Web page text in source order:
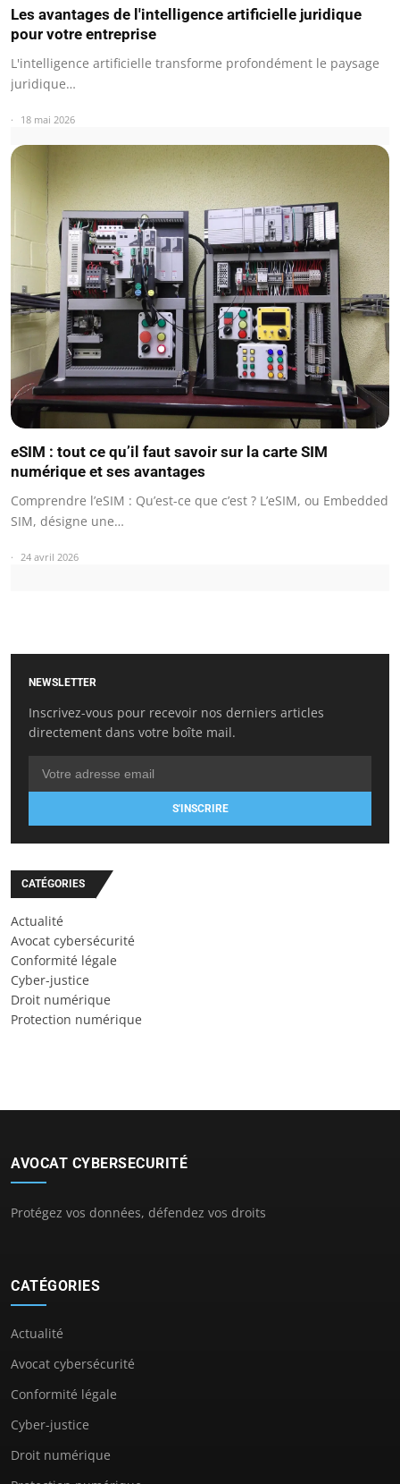
Les avantages de l'intelligence artificielle juridique
pour votre entreprise
L'intelligence artificielle transforme profondément le paysage
juridique…
18 mai 2026
eSIM : tout ce qu’il faut savoir sur la carte SIM
numérique et ses avantages
Comprendre l’eSIM : Qu’est-ce que c’est ? L’eSIM, ou Embedded
SIM, désigne une…
24 avril 2026
NEWSLETTER
Inscrivez-vous pour recevoir nos derniers articles
directement dans votre boîte mail.
S'INSCRIRE
CATÉGORIES
Actualité
Avocat cybersécurité
Conformité légale
Cyber-justice
Droit numérique
Protection numérique
AVOCAT CYBERSECURITÉ
Protégez vos données, défendez vos droits
CATÉGORIES
Actualité
Avocat cybersécurité
Conformité légale
Cyber-justice
Droit numérique